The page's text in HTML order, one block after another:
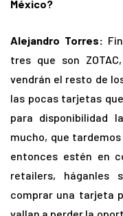
México?
Alejandro Torres:
tres que son
vendrán el resto de
las pocas tarjetas
para disponibilidad
mucho, que
entonces estén en
retailers, háganles
comprar una tarjeta